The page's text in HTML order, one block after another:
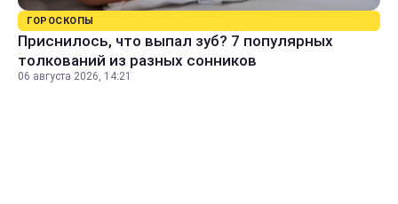
ГОРОСКОПЫ
Приснилось, что выпал зуб? 7 популярных
толкований из разных сонников
06 августа 2026, 14:21